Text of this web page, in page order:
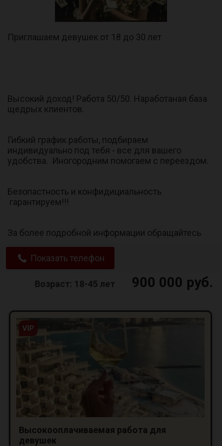
Приглашаем девушек от 18 до 30 лет
Высокий доход! Работа 50/50. Наработаная база
щедрых клиентов.
Гибкий график работы, подбираем
индивидуально под тебя - все для вашего
удобства. Иногородним помогаем с переездом.
Безопастность и конфидициальность
гарантируем!!!
За более подробной информации обращайтесь
Показать телефон
Возраст: 18-45 лет 900 000 руб.
VIP
Высокооплачиваемая работа для
девушек